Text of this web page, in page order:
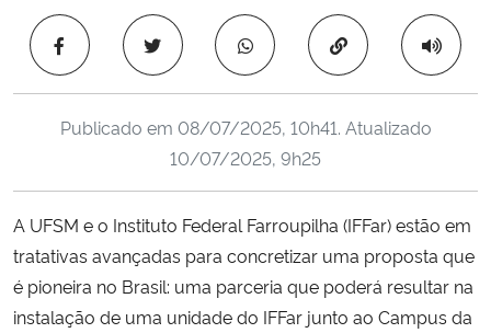
Ministério da Saúde
Ministério de Minas e Energia
Ministério da Ciência, Tecnologia, Inovações e Comunicações
Ministério do Turismo
Ministério do Desenvolvimento Regional
Copiar para área
Publicado em 08/07/2025, 10h41. Atualizado
10/07/2025, 9h25
A UFSM e o Instituto Federal Farroupilha (IFFar) estão em
tratativas avançadas para concretizar uma proposta que
é pioneira no Brasil: uma parceria que poderá resultar na
instalação de uma unidade do IFFar junto ao Campus da